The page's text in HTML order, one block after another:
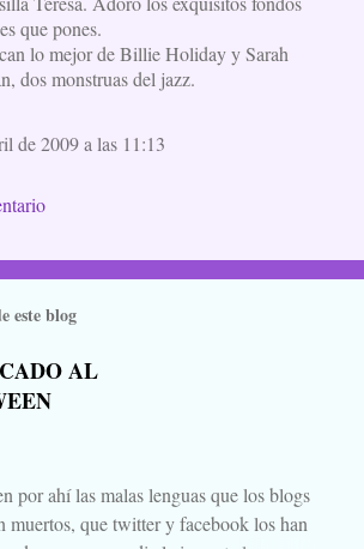
que pones.
lo mejor de Billie Holiday y Sarah
dos monstruas del jazz.
de 2009 a las 11:13
este blog
AL
por ahí las malas lenguas que los blogs
muertos, que twitter y facebook los han